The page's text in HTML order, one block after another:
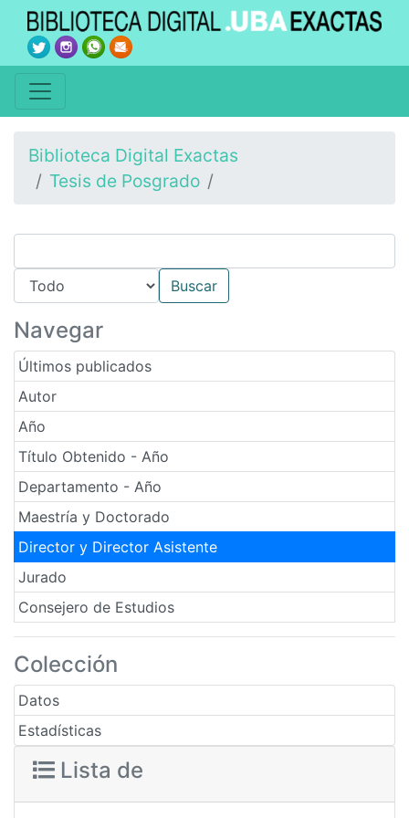
Biblioteca Digital Exactas
Tesis de Posgrado
Navegar
Últimos publicados
Autor
Año
Título Obtenido - Año
Departamento - Año
Maestría y Doctorado
Director y Director Asistente
Jurado
Consejero de Estudios
Colección
Datos
Estadísticas
Lista de